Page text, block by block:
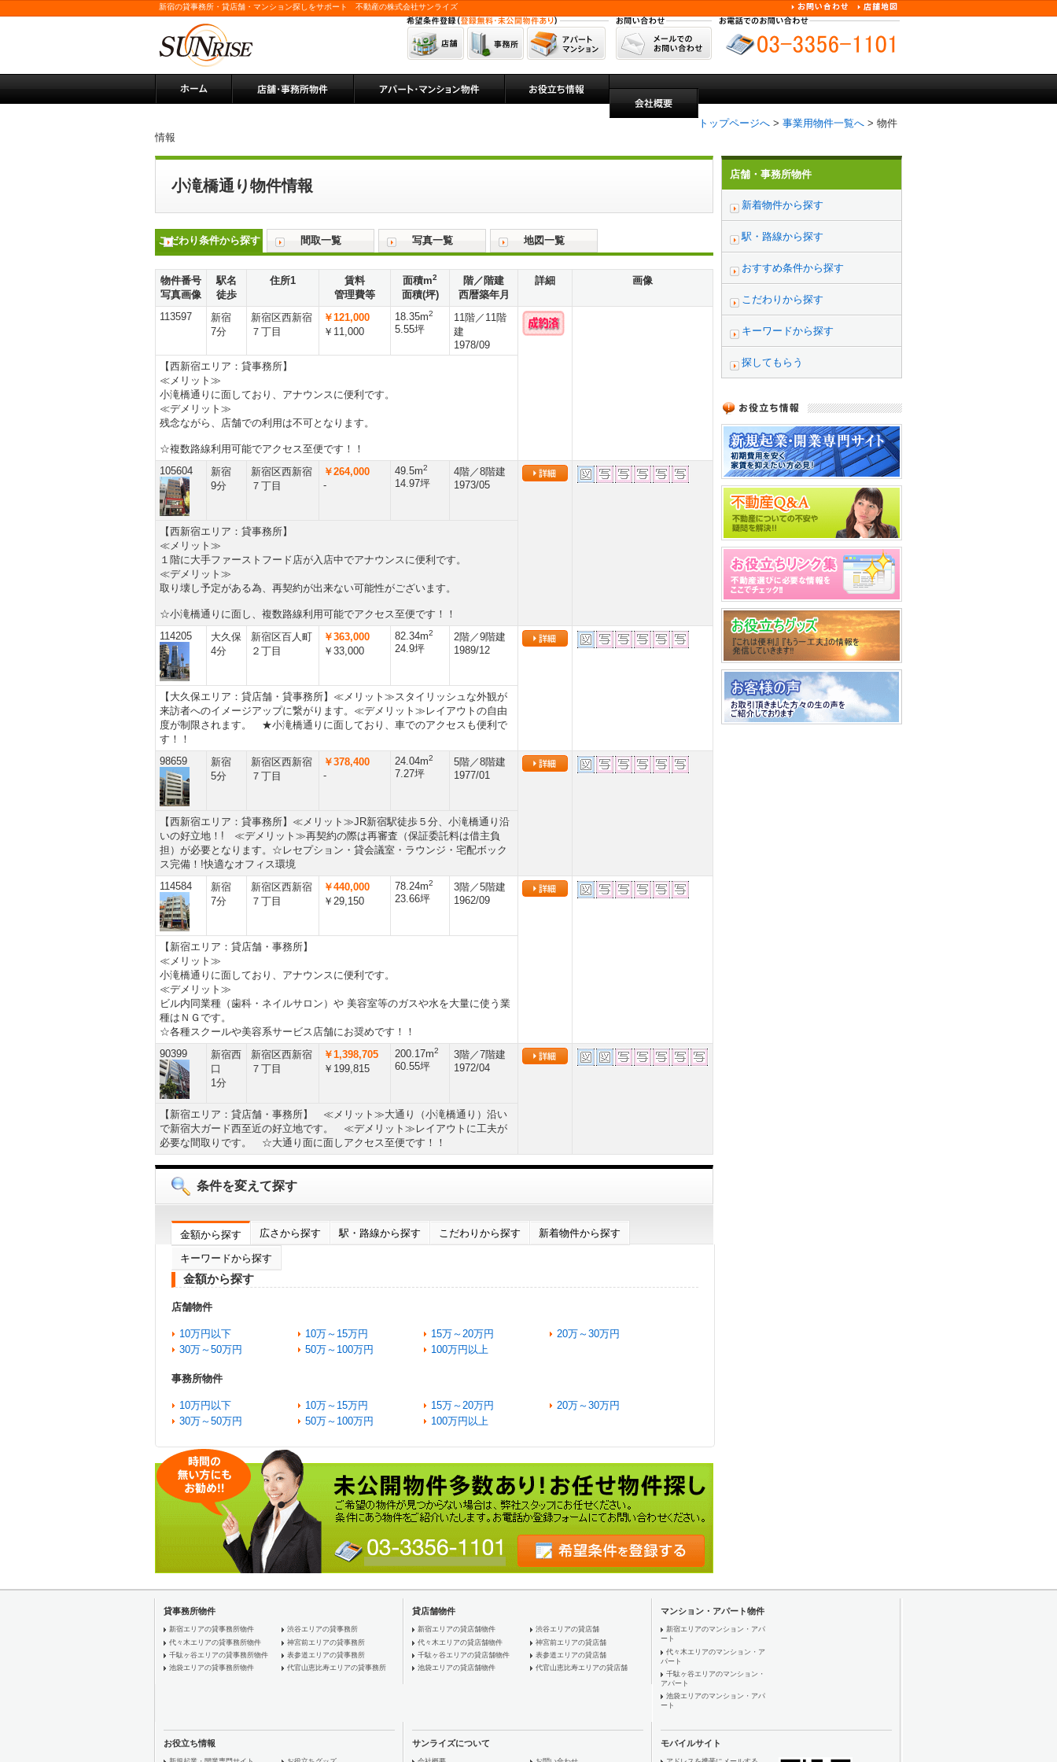
新宿の貸事務所・貸店舗・マンション探しをサポート 不動産の株式会社サンライズ
トップページへ > 事業用物件一覧へ > 物件
情報
小滝橋通り物件情報
こだわり条件から探す 間取一覧 写真一覧 地図一覧
物件番号
写真画像
駅名
徒歩
住所1
賃料
管理費等
面積m2
面積(坪)
階／階建
西暦築年月
詳細 画像
113597
新宿
7分
新宿区西新宿
７丁目
￥121,000
￥11,000
18.35m2
5.55坪
11階／11階
建
1978/09
【西新宿エリア：貸事務所】
≪メリット≫
小滝橋通りに面しており、アナウンスに便利です。
≪デメリット≫
残念ながら、店舗での利用は不可となります。
☆複数路線利用可能でアクセス至便です！！
105604
新宿
9分
新宿区西新宿
７丁目
￥264,000
-
49.5m2
14.97坪
4階／8階建
1973/05
【西新宿エリア：貸事務所】
≪メリット≫
１階に大手ファーストフード店が入店中でアナウンスに便利です。
≪デメリット≫
取り壊し予定がある為、再契約が出来ない可能性がございます。
☆小滝橋通りに面し、複数路線利用可能でアクセス至便です！！
114205
大久保
4分
新宿区百人町
２丁目
￥363,000
￥33,000
82.34m2
24.9坪
2階／9階建
1989/12
【大久保エリア：貸店舗・貸事務所】≪メリット≫スタイリッシュな外観が
来訪者へのイメージアップに繋がります。≪デメリット≫レイアウトの自由
度が制限されます。 ★小滝橋通りに面しており、車でのアクセスも便利で
す！！
98659
新宿
5分
新宿区西新宿
７丁目
￥378,400
-
24.04m2
7.27坪
5階／8階建
1977/01
【西新宿エリア：貸事務所】≪メリット≫JR新宿駅徒歩５分、小滝橋通り沿
いの好立地！! ≪デメリット≫再契約の際は再審査（保証委託料は借主負
担）が必要となります。☆レセプション・貸会議室・ラウンジ・宅配ボック
ス完備！!快適なオフィス環境
114584
新宿
7分
新宿区西新宿
７丁目
￥440,000
￥29,150
78.24m2
23.66坪
3階／5階建
1962/09
【新宿エリア：貸店舗・事務所】
≪メリット≫
小滝橋通りに面しており、アナウンスに便利です。
≪デメリット≫
ビル内同業種（歯科・ネイルサロン）や 美容室等のガスや水を大量に使う業
種はＮＧです。
☆各種スクールや美容系サービス店舗にお奨めです！！
90399
新宿西
口
1分
新宿区西新宿
７丁目
￥1,398,705
￥199,815
200.17m2
60.55坪
3階／7階建
1972/04
【新宿エリア：貸店舗・事務所】 ≪メリット≫大通り（小滝橋通り）沿い
で新宿大ガード西至近の好立地です。 ≪デメリット≫レイアウトに工夫が
必要な間取りです。 ☆大通り面に面しアクセス至便です！！
条件を変えて探す
金額から探す 広さから探す 駅・路線から探す こだわりから探す 新着物件から探す
キーワードから探す
金額から探す
店舗物件
10万円以下 10万～15万円 15万～20万円
20万～30万円
30万～50万円
50万～100万円 100万円以上
事務所物件
10万円以下 10万～15万円 15万～20万円
20万～30万円
30万～50万円
50万～100万円 100万円以上
店舗・事務所物件
新着物件から探す
駅・路線から探す
おすすめ条件から探す
こだわりから探す
キーワードから探す
探してもらう
貸事務所物件
新宿エリアの貸事務所物件
代々木エリアの貸事務所物件
千駄ヶ谷エリアの貸事務所物件
池袋エリアの貸事務所物件
渋谷エリアの貸事務所
神宮前エリアの貸事務所
表参道エリアの貸事務所
代官山恵比寿エリアの貸事務所
貸店舗物件
新宿エリアの貸店舗物件
代々木エリアの貸店舗物件
千駄ヶ谷エリアの貸店舗物件
池袋エリアの貸店舗物件
渋谷エリアの貸店舗
神宮前エリアの貸店舗
表参道エリアの貸店舗
代官山恵比寿エリアの貸店舗
マンション・アパート物件
新宿エリアのマンション・アパ
ート
代々木エリアのマンション・ア
パート
千駄ヶ谷エリアのマンション・
アパート
池袋エリアのマンション・アパ
ート
お役立ち情報 サンライズについて モバイルサイト